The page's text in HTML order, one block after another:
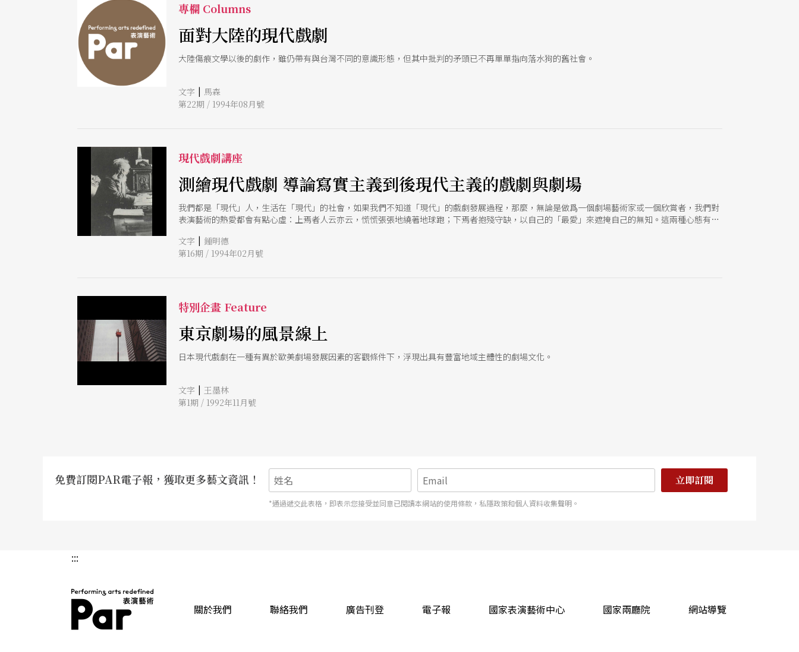
專欄 Columns
面對大陸的現代戲劇
大陸傷痕文學以後的劇作，雖仍帶有與台灣不同的意識形態，但其中批判的矛頭已不再單單指向落水狗的舊社會。
文字 | 馬森
第22期 / 1994年08月號
現代戲劇講座
測繪現代戲劇 導論寫實主義到後現代主義的戲劇與劇場
我們都是「現代」人，生活在「現代」的社會，如果我們不知道「現代」的戲劇發展過程，那麼，無論是做爲一個劇場藝術家或一個欣賞者，我們對
表演藝術的熱愛都會有點心虛：上焉者人云亦云，慌慌張張地繞著地球跑；下焉者抱殘守缺，以自己的「最愛」來遮掩自己的無知。這兩種心態有時
文字 | 鍾明德
第16期 / 1994年02月號
特別企畫 Feature
東京劇場的風景線上
日本現代戲劇在一種有異於歐美劇場發展因素的客觀條件下，浮現出具有豐富地域主體性的劇場文化。
文字 | 王墨林
第1期 / 1992年11月號
免費訂閱PAR電子報，獲取更多藝文資訊！ 立即訂閱
*通過遞交此表格，即表示您接受並同意已閱讀本網站的使用條款，私隱政策和個人資料收集聲明。
:::
關於我們 聯絡我們 廣告刊登 電子報 國家表演藝術中心 國家兩廳院 網站導覽